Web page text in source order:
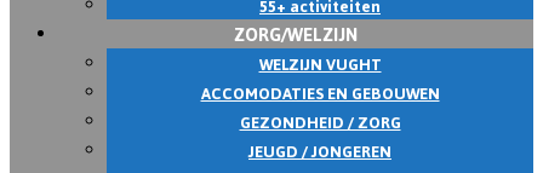
ZORG/WELZIJN
WELZIJN VUGHT
ACCOMODATIES EN GEBOUWEN
GEZONDHEID / ZORG
JEUGD / JONGEREN